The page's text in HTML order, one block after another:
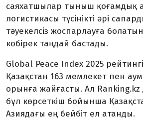
саяхатшылар тыныш қоғамдық
логистикасы түсінікті әрі
тәуекелсіз жоспарлауға
көбірек таңдай бастады.
Global Peace Index 2025
Қазақстан 163 мемлекет пен
орынға жайғасты. Ал Ranking.kz
бұл көрсеткіш бойынша
Азиядағы ең бейбіт ел атанды.